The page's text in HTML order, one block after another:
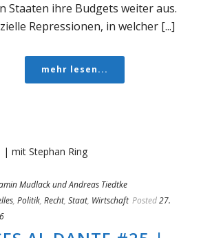
Staaten ihre Budgets weiter aus.
Repressionen, in welcher [...]
mehr lesen...
Mudlack und Andreas Tiedtke
, Politik, Recht, Staat, Wirtschaft Posted27.